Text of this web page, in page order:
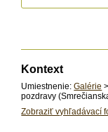
Kontext
Umiestnenie:Galérie >
pozdravy
Zobraziť vyhľadávací